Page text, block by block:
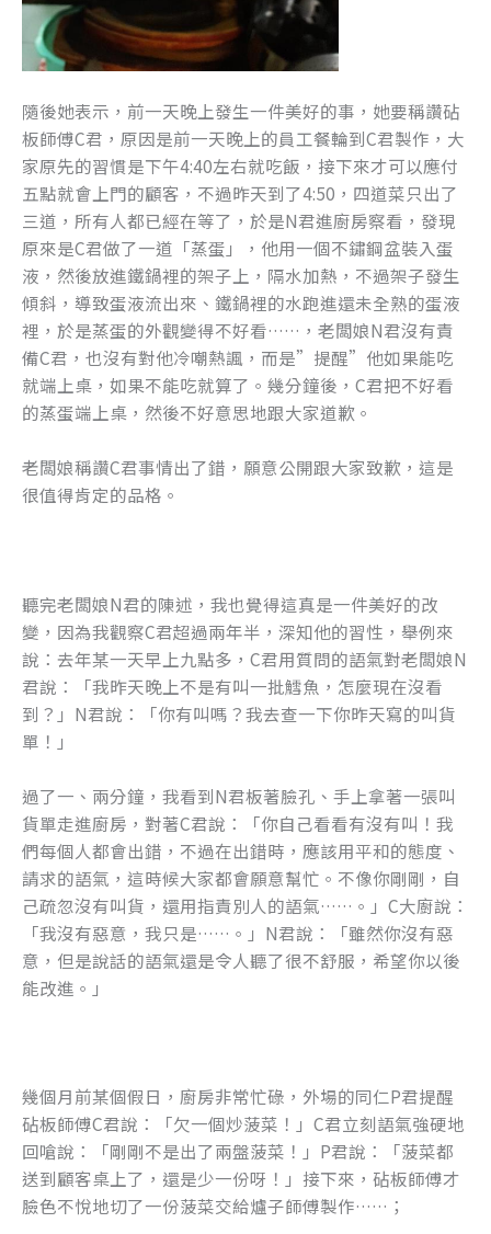
隨後她表示，前一天晚上發生一件美好的事，她要稱讚砧
板師傅C君，原因是前一天晚上的員工餐輪到C君製作，大
家原先的習慣是下午4:40左右就吃飯，接下來才可以應付
五點就會上門的顧客，不過昨天到了4:50，四道菜只出了
三道，所有人都已經在等了，於是N君進廚房察看，發現
原來是C君做了一道「蒸蛋」，他用一個不鏽鋼盆裝入蛋
液，然後放進鐵鍋裡的架子上，隔水加熱，不過架子發生
傾斜，導致蛋液流出來、鐵鍋裡的水跑進還未全熟的蛋液
裡，於是蒸蛋的外觀變得不好看……，老闆娘N君沒有責
備C君，也沒有對他冷嘲熱諷，而是”提醒”他如果能吃
就端上桌，如果不能吃就算了。幾分鐘後，C君把不好看
的蒸蛋端上桌，然後不好意思地跟大家道歉。
老闆娘稱讚C君事情出了錯，願意公開跟大家致歉，這是
很值得肯定的品格。
聽完老闆娘N君的陳述，我也覺得這真是一件美好的改
變，因為我觀察C君超過兩年半，深知他的習性，舉例來
說：去年某一天早上九點多，C君用質問的語氣對老闆娘N
君說：「我昨天晚上不是有叫一批鱈魚，怎麼現在沒看
到？」N君說：「你有叫嗎？我去查一下你昨天寫的叫貨
單！」
過了一、兩分鐘，我看到N君板著臉孔、手上拿著一張叫
貨單走進廚房，對著C君說：「你自己看看有沒有叫！我
們每個人都會出錯，不過在出錯時，應該用平和的態度、
請求的語氣，這時候大家都會願意幫忙。不像你剛剛，自
己疏忽沒有叫貨，還用指責別人的語氣……。」C大廚說：
「我沒有惡意，我只是……。」N君說：「雖然你沒有惡
意，但是說話的語氣還是令人聽了很不舒服，希望你以後
能改進。」
幾個月前某個假日，廚房非常忙碌，外場的同仁P君提醒
砧板師傅C君說：「欠一個炒菠菜！」C君立刻語氣強硬地
回嗆說：「剛剛不是出了兩盤菠菜！」P君說：「菠菜都
送到顧客桌上了，還是少一份呀！」接下來，砧板師傅才
臉色不悅地切了一份菠菜交給爐子師傅製作……；